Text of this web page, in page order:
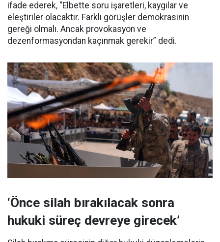
ifade ederek, “Elbette soru işaretleri, kaygılar ve
eleştiriler olacaktır. Farklı görüşler demokrasinin
gereği olmalı. Ancak provokasyon ve
dezenformasyondan kaçınmak gerekir” dedi.
‘Önce silah bırakılacak sonra
hukuki süreç devreye girecek’